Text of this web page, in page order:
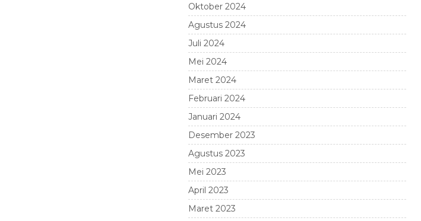
Oktober 2024
Agustus 2024
Juli 2024
Mei 2024
Maret 2024
Februari 2024
Januari 2024
Desember 2023
Agustus 2023
Mei 2023
April 2023
Maret 2023